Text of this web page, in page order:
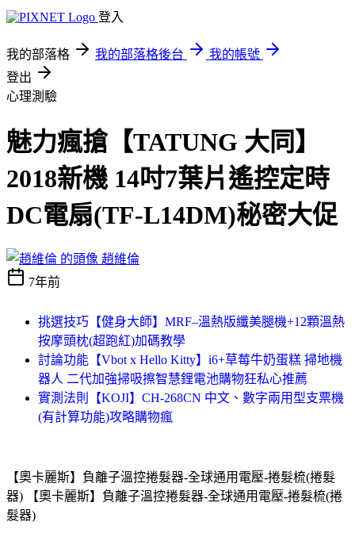
登入
我的部落格 我的部落格後台
我的帳號
登出
心理測驗
魅力瘋搶【TATUNG 大同】
2018新機 14吋7葉片遙控定時
DC電扇(TF-L14DM)秘密大促
趙維倫
7年前
挑選技巧【健身大師】MRF–溫熱版纖美腿機+12顆溫熱
按摩頭枕(超跑紅)加碼教學
討論功能【Vbot x Hello Kitty】i6+草莓牛奶蛋糕 掃地機
器人 二代加強掃吸擦智慧鋰電池購物狂私心推薦
實測法則【KOJI】CH-268CN 中文、數字兩用型支票機
(有計算功能)攻略購物瘋
【奧卡麗斯】負離子溫控捲髮器-全球通用電壓-捲髮梳(捲髮
器) 【奧卡麗斯】負離子溫控捲髮器-全球通用電壓-捲髮梳(捲
髮器)